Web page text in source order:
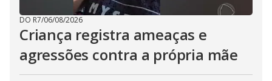
DO R7/06/08/2026
Criança registra ameaças e
agressões contra a própria mãe